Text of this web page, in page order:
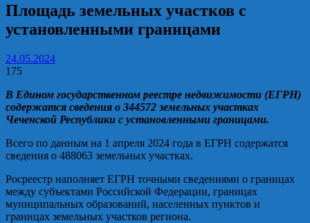
Площадь земельных участков с
установленными границами
24.05.2024
175
В Едином государственном реестре недвижимости (ЕГРН)
содержатся сведения о 344572 земельных участках
Чеченской Республики с установленными границами.
Всего по данным на 1 апреля 2024 года в ЕГРН содержатся
сведения о 488063 земельных участках.
Росреестр наполняет ЕГРН точными сведениями о границах
между субъектами Российской Федерации, границах
муниципальных образований, населенных пунктов и
границах земельных участков региона.